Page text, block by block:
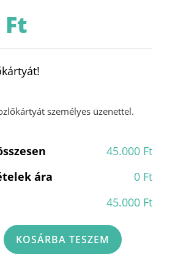
Ft
személyes üzenettel.
45.000 Ft
ára
0 Ft
45.000 Ft
KOSÁRBA TESZEM